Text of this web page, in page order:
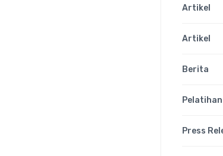
Artikel
Artikel
Berita
Press